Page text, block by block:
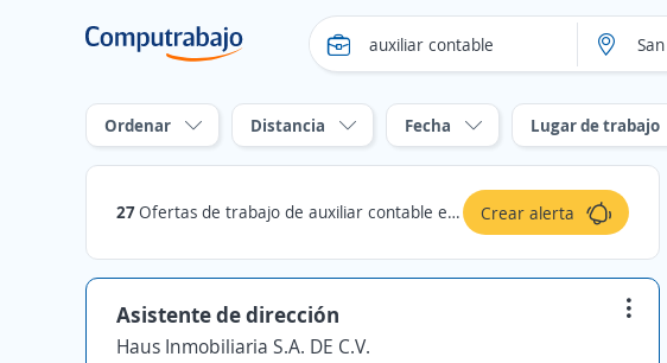
Ordenar Distancia Fecha Lugar de trabajo
27Ofertas de trabajo de auxiliar contable en San Andrés Cholula, Puebla Crear alerta
Asistente de dirección
Haus Inmobiliaria S.A. DE C.V.